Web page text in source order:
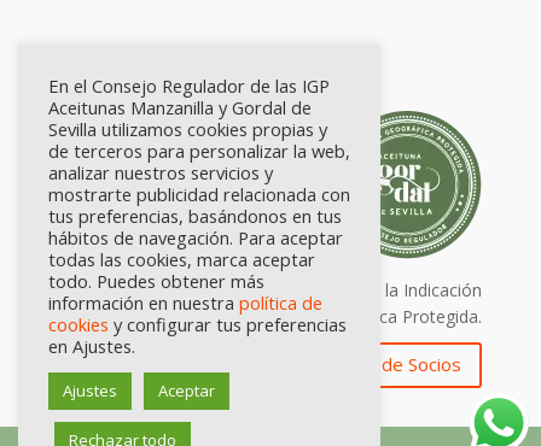
Calidad certificada por Origen. Sellos de la Indicación
Geográfica Protegida.
Zona de Socios
En el Consejo Regulador de las IGP
Aceitunas Manzanilla y Gordal de
Sevilla utilizamos cookies propias y
de terceros para personalizar la web,
analizar nuestros servicios y
mostrarte publicidad relacionada con
tus preferencias, basándonos en tus
hábitos de navegación. Para aceptar
todas las cookies, marca aceptar
todo. Puedes obtener más
información en nuestra política de
cookies y configurar tus preferencias
en Ajustes.
Ajustes Aceptar
Rechazar todo